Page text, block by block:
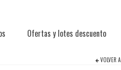
Ofertas y lotes descuento
VOLVER A